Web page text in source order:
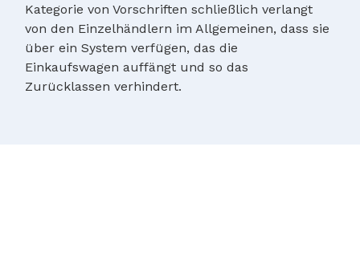
Kategorie von Vorschriften schließlich verlangt
von den Einzelhändlern im Allgemeinen, dass sie
über ein System verfügen, das die
Einkaufswagen auffängt und so das
Zurücklassen verhindert.